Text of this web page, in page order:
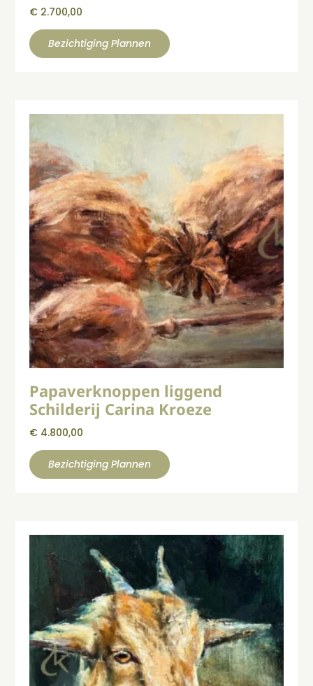
€ 2.700,00
Bezichtiging Plannen
Papaverknoppen liggend
Schilderij Carina Kroeze
€ 4.800,00
Bezichtiging Plannen